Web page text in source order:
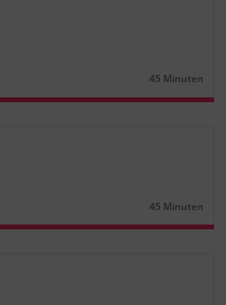
Dauer:
45 Minuten
Dauer:
45 Minuten